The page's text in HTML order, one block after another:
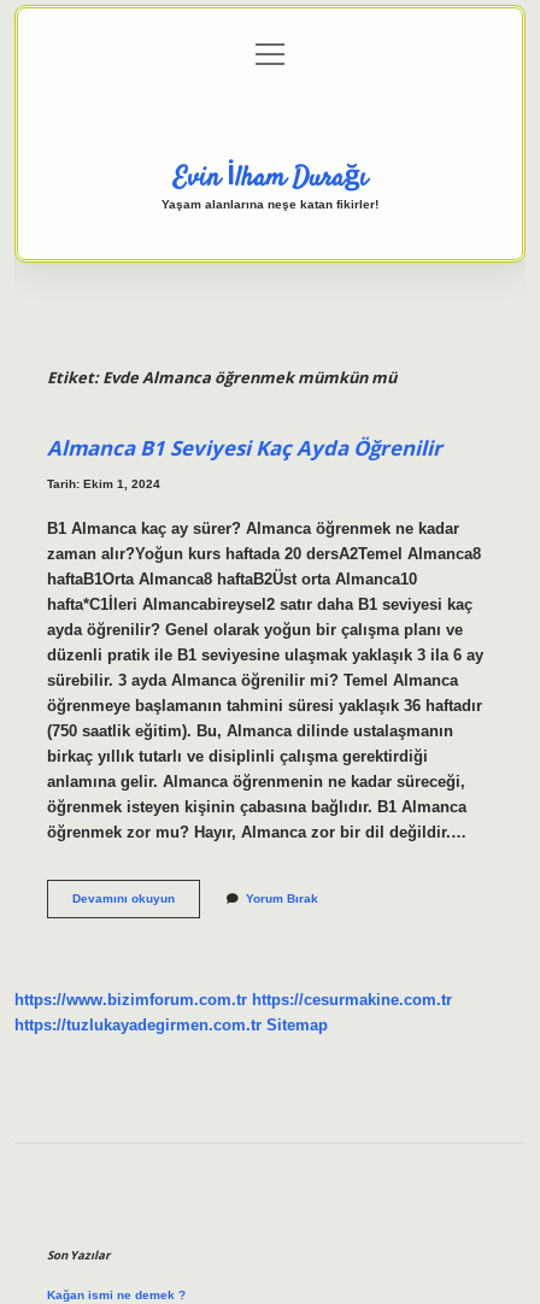
Gizlilik Politikası
menüyü
aç
Evin İlham Durağı
Yaşam alanlarına neşe katan fikirler!
Etiket:Evde Almanca öğrenmek mümkün mü
Almanca B1 Seviyesi Kaç Ayda Öğrenilir
Tarih: Ekim 1, 2024
B1 Almanca kaç ay sürer? Almanca öğrenmek ne kadar
zaman alır?Yoğun kurs haftada 20 dersA2Temel Almanca8
haftaB1Orta Almanca8 haftaB2Üst orta Almanca10
hafta*C1İleri Almancabireysel2 satır daha B1 seviyesi kaç
ayda öğrenilir? Genel olarak yoğun bir çalışma planı ve
düzenli pratik ile B1 seviyesine ulaşmak yaklaşık 3 ila 6 ay
sürebilir. 3 ayda Almanca öğrenilir mi? Temel Almanca
öğrenmeye başlamanın tahmini süresi yaklaşık 36 haftadır
(750 saatlik eğitim). Bu, Almanca dilinde ustalaşmanın
birkaç yıllık tutarlı ve disiplinli çalışma gerektirdiği
anlamına gelir. Almanca öğrenmenin ne kadar süreceği,
öğrenmek isteyen kişinin çabasına bağlıdır. B1 Almanca
öğrenmek zor mu? Hayır, Almanca zor bir dil değildir.…
Devamını okuyunAlmanca
Yorum Bırak
https://www.bizimforum.com.tr https://cesurmakine.com.tr
https://tuzlukayadegirmen.com.tr Sitemap
Son Yazılar
Kağan ismi ne demek ?